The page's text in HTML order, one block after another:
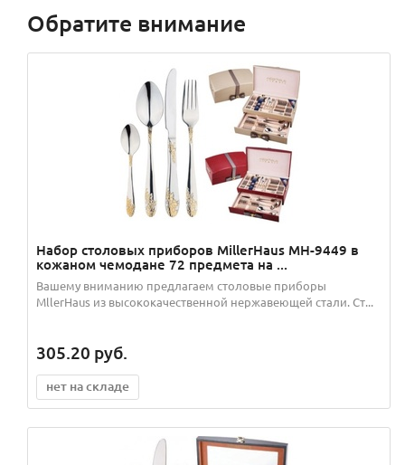
Обратите внимание
Набор столовых приборов MillerHaus MH-9449 в
кожаном чемодане 72 предмета на ...
Вашему вниманию предлагаем столовые приборы
MllerHaus из высококачественной нержавеющей стали. Ст...
305.20 руб.
нет на складе